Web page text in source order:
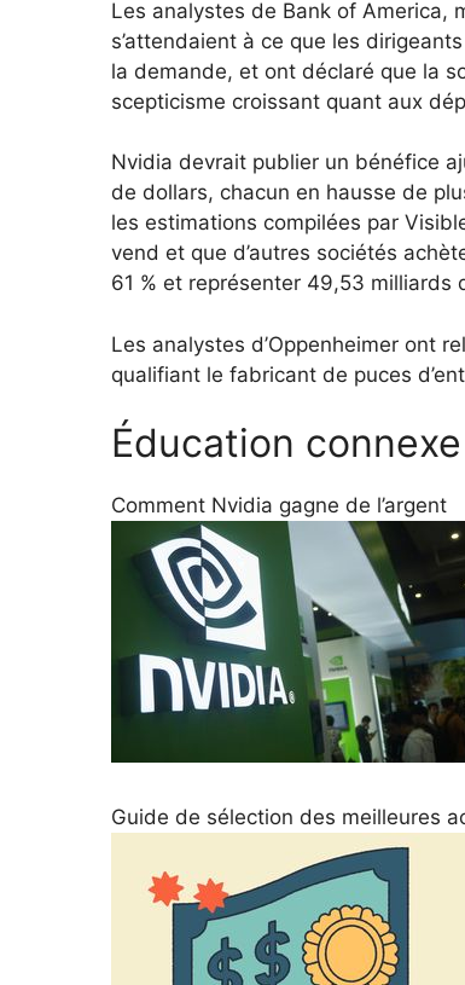
Les analystes de Bank of America,
s’attendaient à ce que les
la demande, et ont déclaré que la
scepticisme croissant quant aux
Nvidia devrait publier un bénéfice
de dollars, chacun en hausse de
les estimations compilées par
vend et que d’autres sociétés
61 % et représenter 49,53 milliards
Les analystes d’Oppenheimer ont
qualifiant le fabricant de puces
Éducation connexe
Comment Nvidia gagne de l’argent
Guide de sélection des meilleures